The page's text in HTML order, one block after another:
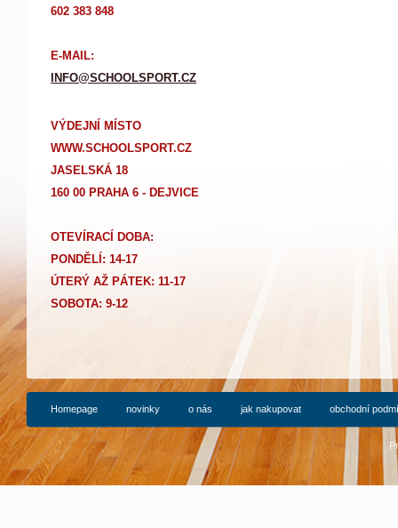
602 383 848
E-MAIL:
INFO@SCHOOLSPORT.CZ
VÝDEJNÍ MÍSTO
WWW.SCHOOLSPORT.CZ
JASELSKÁ 18
160 00 PRAHA 6 - DEJVICE
OTEVÍRACÍ DOBA:
PONDĚLÍ: 14-17
ÚTERÝ AŽ PÁTEK: 11-17
SOBOTA: 9-12
Homepage novinky o nás jak nakupovat obchodní